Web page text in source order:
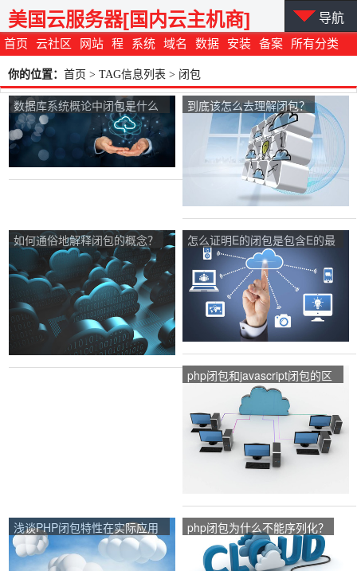
首页 云社区 网站 程 系统 域名 数据 安装 备案 所有分类
美国云服务器[国内云主机商] 导航
你的位置： 首页 > TAG信息列表 > 闭包
数据库系统概论中闭包是什么
意思？
到底该怎么去理解闭包？
如何通俗地解释闭包的概念？
怎么证明E的闭包是包含E的最
小闭集？
php闭包和javascript闭包的区
别在哪里？
浅谈PHP闭包特性在实际应用
中的问题？
php闭包为什么不能序列化？